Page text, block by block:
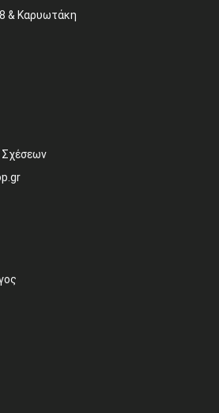
& Καρυωτάκη
Σχέσεων